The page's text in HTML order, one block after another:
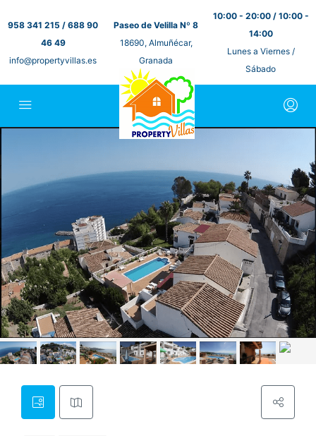
958 341 215 / 688 90
46 49
info@propertyvillas.es
Paseo de Velilla Nº 8
18690, Almuñécar,
Granada
10:00 - 20:00 / 10:00 -
14:00
Lunes a Viernes /
Sábado